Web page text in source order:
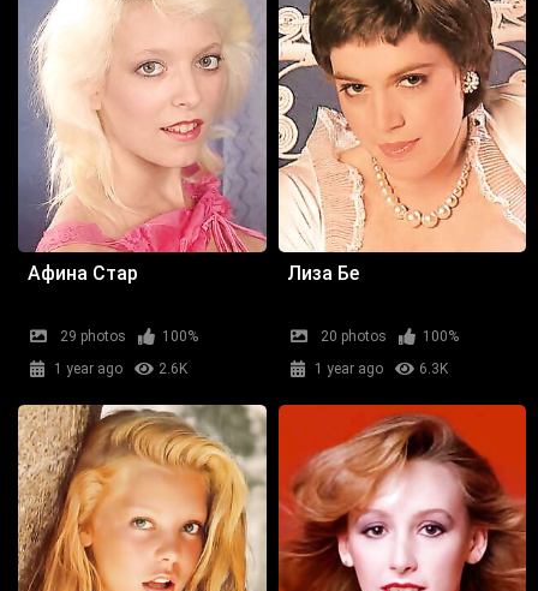
Афина Стар
29 photos
100%
1 year ago
2.6K
Лиза Бе
20 photos
100%
1 year ago
6.3K